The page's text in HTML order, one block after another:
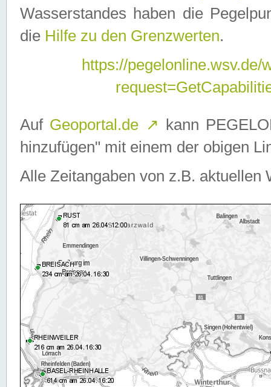
Wasserstandes haben die
die Hilfe zu den Grenzwerten.
https://
Auf Geoportal.de ↗ kann
hinzufügen" mit einem der obigen
Alle Zeitangaben von z.B. aktuellen